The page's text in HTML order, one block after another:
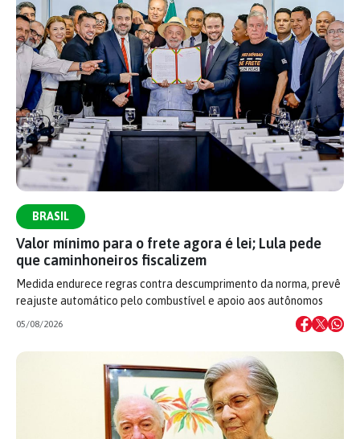
BRASIL
Valor mínimo para o frete agora é lei; Lula pede
que caminhoneiros fiscalizem
Medida endurece regras contra descumprimento da norma, prevê
reajuste automático pelo combustível e apoio aos autônomos
05/08/2026